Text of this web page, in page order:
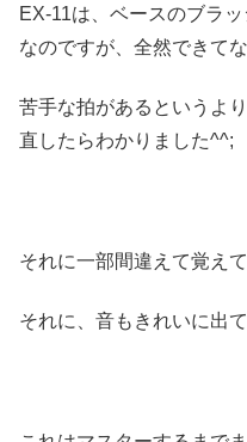
EX-11は、ベースのブラ
なのですが、全然できてな
苦手な拍があるというよ
直したらわかりました^^;
それに一部間違えて覚え
それに、音もきれいに出て